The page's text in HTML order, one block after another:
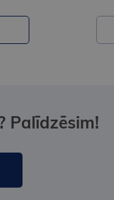
Palīdzēsim!